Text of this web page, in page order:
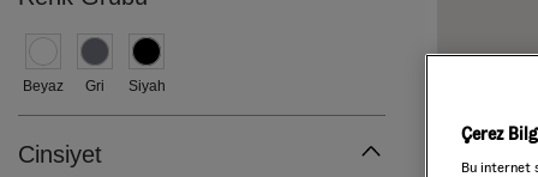
Beyaz Gri Siyah
Cinsiyet
Çerez
Bu internet